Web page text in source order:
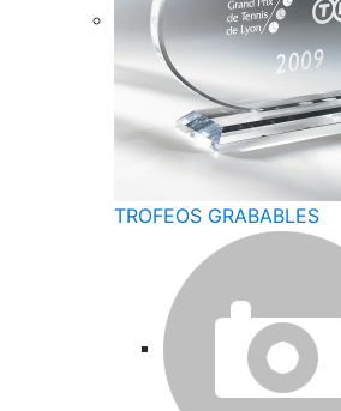
TROFEOS GRABABLES